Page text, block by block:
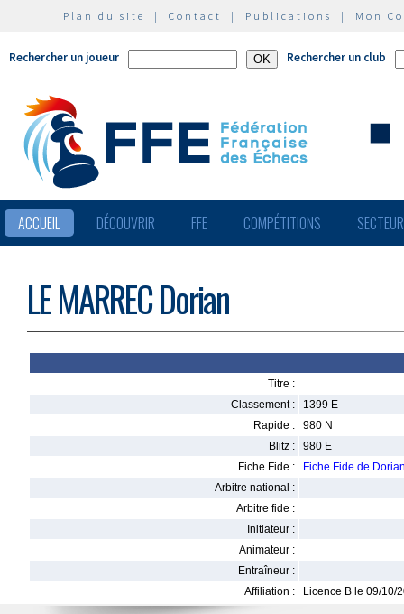
Plan du site | Contact | Publications | Mon
Rechercher un joueur Rechercher un club
ACCUEIL DÉCOUVRIR FFE COMPÉTITIONS
LE MARREC Dorian
Titre :
Classement :
1399 E
Rapide :
980 N
Blitz :
980 E
Fiche Fide :
Fiche Fide de
Arbitre national :
Arbitre fide :
Initiateur :
Animateur :
Entraîneur :
Affiliation :
Licence B le 09/10/